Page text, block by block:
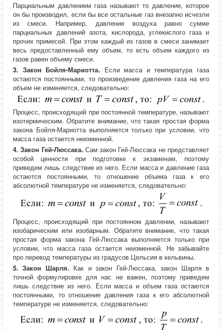
Парциальным давлением газа называют то давление, которое
он бы производил, если бы все остальные газ внезапно исчезли
из смеси. Например, давление воздуха равно сумме
парциальных давлений азота, кислорода, углекислого газа и
прочих примесей. При этом каждый из газов в смеси занимает
весь предоставленный ему объем, то есть объем каждого из
газов равен объему смеси.
3. Закон Бойля-Мариотта. Если масса и температура газа
остаются постоянными, то произведение давления газа на его
объем не изменяется, следовательно:
Процесс, происходящий при постоянной температуре, называют
изотермическим. Обратите внимание, что такая простая форма
закона Бойля-Мариотта выполняется только при условии, что
масса газа остается неизменной.
4. Закон Гей-Люссака. Сам закон Гей-Люссака не представляет
особой ценности при подготовке к экзаменам, поэтому
приведем лишь следствие из него. Если масса и давление газа
остаются постоянными, то отношение объема газа к его
абсолютной температуре не изменяется, следовательно:
Процесс, происходящий при постоянном давлении, называют
изобарическим или изобарным. Обратите внимание, что такая
простая форма закона Гей-Люссака выполняется только при
условии, что масса газа остается неизменной. Не забывайте
про перевод температуры из градусов Цельсия в кельвины.
5. Закон Шарля. Как и закон Гей-Люссака, закон Шарля в
точной формулировке для нас не важен, поэтому приведем
лишь следствие из него. Если масса и объем газа остаются
постоянными, то отношение давления газа к его абсолютной
температуре не изменяется, следовательно: